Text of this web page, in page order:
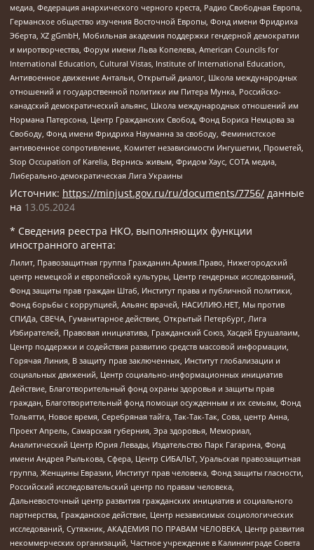
медиа, Федерация анархического черного креста, Радио Свободная Европа,
Германское общество изучения Восточной Европы, Фонд имени Фридриха
Эберта, XZ gGmbH, Мобильная академия поддержки гендерной демократии
и миротворчества, Форум имени Льва Копелева, American Councils for
International Education, Cultural Vistas, Institute of International Education,
Антивоенное движение Антальи, Открытый диалог, Школа международных
отношений и государственной политики им Питера Мунка, Российско-
канадский демократический альянс, Школа международных отношений им
Нормана Патерсона, Центр Гражданских Свобод, Фонд Бориса Немцова за
Свободу, Фонд имени Фридриха Науманна за свободу, Феминистское
антивоенное сопротивление, Комитет независимости Ингушетии, Прометей,
Stop Occupation of Karelia, Вернись живым, Фридом Хаус, СОТА медиа,
Либерально-демократическая Лига Украины
Источник: https://minjust.gov.ru/ru/documents/7756/ данные
на 13.05.2024
* Сведения реестра НКО, выполняющих функции
иностранного агента:
Лилит, Правозащитная группа Гражданин.Армия.Право, Нижегородский
центр немецкой и европейской культуры, Центр гендерных исследований,
Фонд защиты прав граждан Штаб, Институт права и публичной политики,
Фонд борьбы с коррупцией, Альянс врачей, НАСИЛИЮ.НЕТ, Мы против
СПИДа, СВЕЧА, Гуманитарное действие, Открытый Петербург, Лига
Избирателей, Правовая инициатива, Гражданский Союз, Хасдей Ерушалаим,
Центр поддержки и содействия развитию средств массовой информации,
Горячая Линия, В защиту прав заключенных, Институт глобализации и
социальных движений, Центр социально-информационных инициатив
Действие, Благотворительный фонд охраны здоровья и защиты прав
граждан, Благотворительный фонд помощи осужденным и их семьям, Фонд
Тольятти, Новое время, Серебряная тайга, Так-Так-Так, Сова, центр Анна,
Проект Апрель, Самарская губерния, Эра здоровья, Мемориал,
Аналитический Центр Юрия Левады, Издательство Парк Гагарина, Фонд
имени Андрея Рылькова, Сфера, Центр СИБАЛЬТ, Уральская правозащитная
группа, Женщины Евразии, Институт прав человека, Фонд защиты гласности,
Российский исследовательский центр по правам человека,
Дальневосточный центр развития гражданских инициатив и социального
партнерства, Гражданское действие, Центр независимых социологических
исследований, Сутяжник, АКАДЕМИЯ ПО ПРАВАМ ЧЕЛОВЕКА, Центр развития
некоммерческих организаций, Частное учреждение в Калининграде Совета